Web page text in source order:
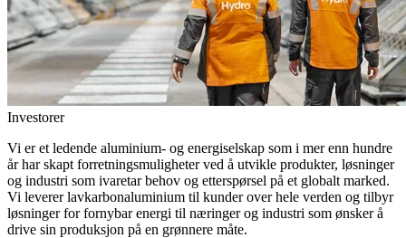
Investorer
Vi er et ledende aluminium- og energiselskap som i mer enn hundre
år har skapt forretningsmuligheter ved å utvikle produkter, løsninger
og industri som ivaretar behov og etterspørsel på et globalt marked.
Vi leverer lavkarbonaluminium til kunder over hele verden og tilbyr
løsninger for fornybar energi til næringer og industri som ønsker å
drive sin produksjon på en grønnere måte.